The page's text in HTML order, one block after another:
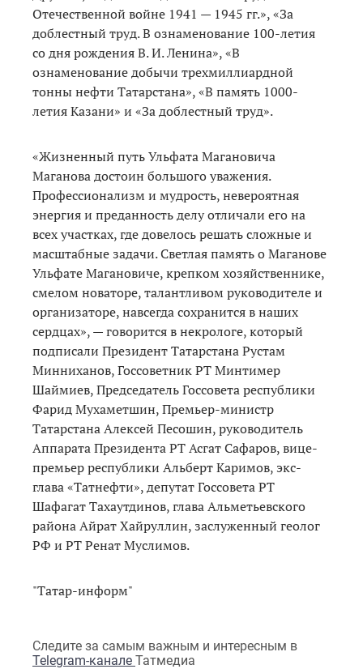
Отечественной войне 1941 — 1945 гг.», «За
доблестный труд. В ознаменование 100-летия
со дня рождения В. И. Ленина», «В
ознаменование добычи трехмиллиардной
тонны нефти Татарстана», «В память 1000-
летия Казани» и «За доблестный труд».
«Жизненный путь Ульфата Магановича
Маганова достоин большого уважения.
Профессионализм и мудрость, невероятная
энергия и преданность делу отличали его на
всех участках, где довелось решать сложные и
масштабные задачи. Светлая память о Маганове
Ульфате Магановиче, крепком хозяйственнике,
смелом новаторе, талантливом руководителе и
организаторе, навсегда сохранится в наших
сердцах», — говорится в некрологе, который
подписали Президент Татарстана Рустам
Минниханов, Госсоветник РТ Минтимер
Шаймиев, Председатель Госсовета республики
Фарид Мухаметшин, Премьер-министр
Татарстана Алексей Песошин, руководитель
Аппарата Президента РТ Асгат Сафаров, вице-
премьер республики Альберт Каримов, экс-
глава «Татнефти», депутат Госсовета РТ
Шафагат Тахаутдинов, глава Альметьевского
района Айрат Хайруллин, заслуженный геолог
РФ и РТ Ренат Муслимов.
"Татар-информ"
Следите за самым важным и интересным в
Telegram-канале Татмедиа